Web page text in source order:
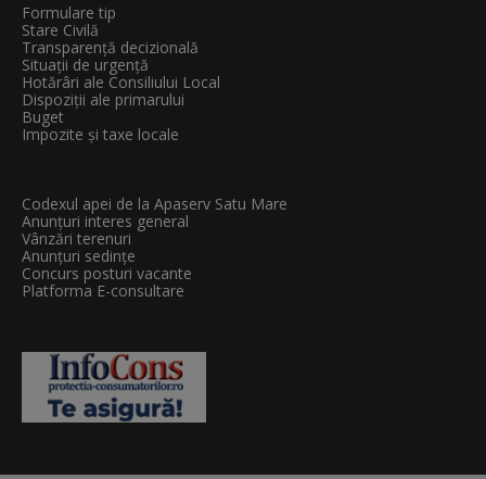
Formulare tip
Stare Civilă
Transparenţă decizională
Situații de urgență
Hotărâri ale Consiliului Local
Dispoziții ale primarului
Buget
Impozite și taxe locale
Codexul apei de la Apaserv Satu Mare
Anunțuri interes general
Vânzări terenuri
Anunțuri sedințe
Concurs posturi vacante
Platforma E-consultare